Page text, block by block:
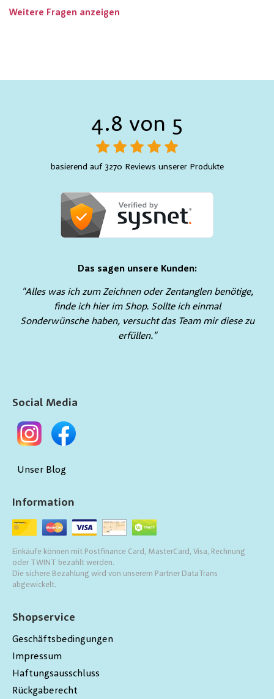
Weitere Fragen anzeigen
4.8 von 5
basierend auf 3270 Reviews unserer Produkte
Das sagen unsere Kunden:
"Alles was ich zum Zeichnen oder Zentanglen benötige,
finde ich hier im Shop. Sollte ich einmal
Sonderwünsche haben, versucht das Team mir diese zu
erfüllen."
Shopservice
Geschäftsbedingungen
Impressum
Haftungsausschluss
Rückgaberecht
Information
Einkäufe können mit Postfinance Card, MasterCard, Visa, Rechnung
oder TWINT bezahlt werden.
Die sichere Bezahlung wird von unserem Partner DataTrans
abgewickelt.
Social Media
Unser Blog